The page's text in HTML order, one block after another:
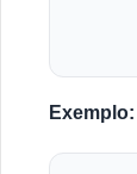
Exemplo: